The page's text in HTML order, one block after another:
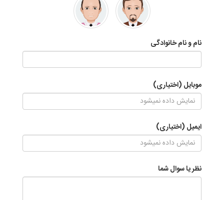
نام و نام خانوادگی
موبایل (اختیاری)
ایمیل (اختیاری)
نظر یا سوال شما